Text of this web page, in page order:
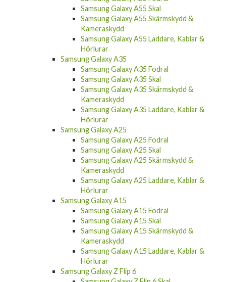
Samsung Galaxy A55 Skal
Samsung Galaxy A55 Skärmskydd &
Kameraskydd
Samsung Galaxy A55 Laddare, Kablar &
Hörlurar
Samsung Galaxy A35
Samsung Galaxy A35 Fodral
Samsung Galaxy A35 Skal
Samsung Galaxy A35 Skärmskydd &
Kameraskydd
Samsung Galaxy A35 Laddare, Kablar &
Hörlurar
Samsung Galaxy A25
Samsung Galaxy A25 Fodral
Samsung Galaxy A25 Skal
Samsung Galaxy A25 Skärmskydd &
Kameraskydd
Samsung Galaxy A25 Laddare, Kablar &
Hörlurar
Samsung Galaxy A15
Samsung Galaxy A15 Fodral
Samsung Galaxy A15 Skal
Samsung Galaxy A15 Skärmskydd &
Kameraskydd
Samsung Galaxy A15 Laddare, Kablar &
Hörlurar
Samsung Galaxy Z Flip 6